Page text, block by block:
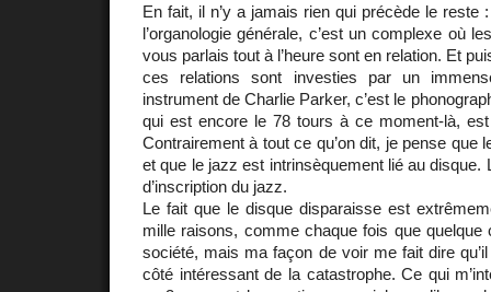
En fait, il n’y a jamais rien qui précède le reste :
l’organologie générale, c’est un complexe où
vous parlais tout à l’heure sont en relation. Et
ces relations sont investies par un
instrument de Charlie Parker, c’est le
qui est encore le 78 tours à ce moment-là, est
Contrairement à tout ce qu’on dit, je pense que
et que le jazz est intrinsèquement lié au disque.
d’inscription du jazz.
Le fait que le disque disparaisse est
mille raisons, comme chaque fois que quelque
société, mais ma façon de voir me fait dire
côté intéressant de la catastrophe. Ce qui